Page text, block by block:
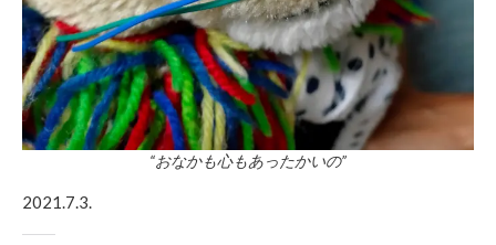
“おなかも心もあったかいの”
2021.7.3.